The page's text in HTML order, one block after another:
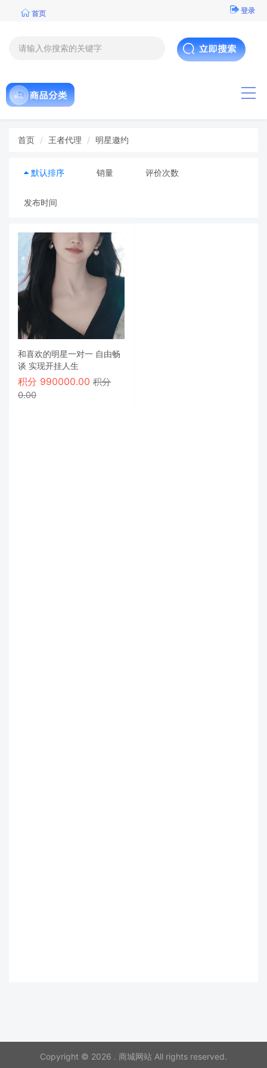
首页 登录
首页 王者代理 明星邀约
默认排序 销量 评价次数
发布时间
和喜欢的明星一对一 自由畅
谈 实现开挂人生
积分 990000.00 积分
0.00
Copyright © 2026 . 商城网站 All rights reserved.